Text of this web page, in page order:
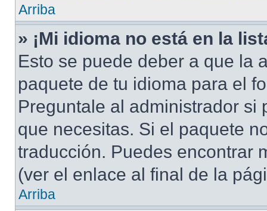
Arriba
» ¡Mi idioma no está en la
Esto se puede deber a que la
paquete de tu idioma para el
Preguntale al administrador si
que necesitas. Si el paquete
traducción. Puedes encontrar
(ver el enlace al final de la
Arriba